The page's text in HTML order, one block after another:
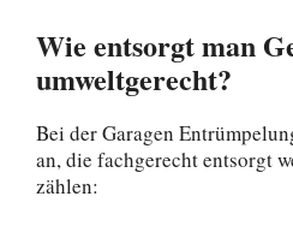
Wie entsorgt man
umweltgerecht?
Bei der Garagen
an, die fachgerecht entsorgt
zählen: